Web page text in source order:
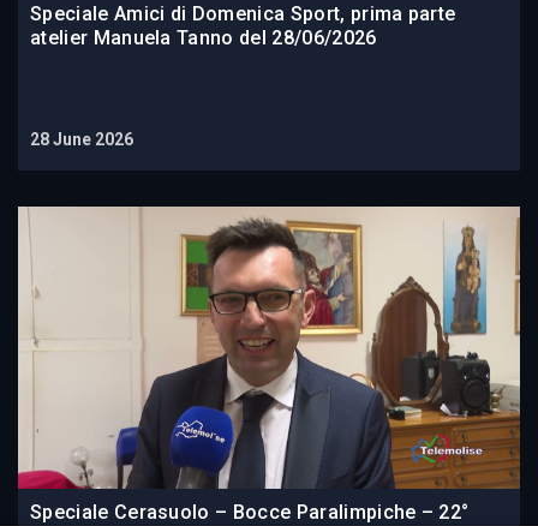
Speciale Amici di Domenica Sport, prima parte
atelier Manuela Tanno del 28/06/2026
28 June 2026
Speciale Cerasuolo – Bocce Paralimpiche – 22°